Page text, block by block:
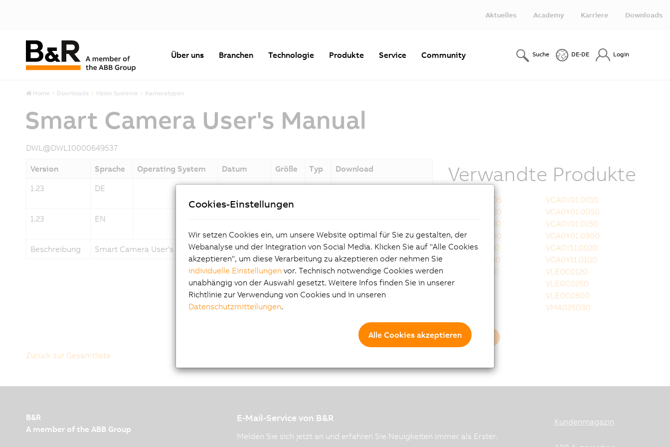
Aktuelles Academy Karriere Downloads
Über uns Branchen Technologie Produkte Service Community Suche DE-DE Login
Home Downloads Vision Systeme Kameratypen
Smart Camera User's Manual
DWL@DWL10000649537
Version Sprache Operating System Datum Größe Typ
Download
1.23
DE
1.23
EN
G.pdf
Beschreibung
Smart Camera User's Manual
Verwandte Produkte
VCA0Y01.0005
VCA0Y01.0010
VCA0Y01.0020
VCA0Y01.0050
VCA0Y01.0100
VCA0Y01.0150
VCA0Y01.0200
VCA0Y01.0300
VCA0Y11.0010
VCA0Y11.0020
VCA0Y11.0050
VCA0Y11.0100
VCA0Y11.0150
VLE0C0120
VLE0C0160
VLE0C0250
VLE0C0500
VMA025D30
Mehr laden
Zurück zur Gesamtliste
B&R
A member of the ABB Group
E-Mail-Service von B&R
Melden Sie sich jetzt an und erfahren Sie Neuigkeiten immer als Erster.
Kundenmagazin
Cookies-Einstellungen
Wir setzen Cookies ein, um unsere Website optimal für Sie zu gestalten, der
Webanalyse und der Integration von Social Media. Klicken Sie auf "Alle Cookies
akzeptieren", um diese Verarbeitung zu akzeptieren oder nehmen Sie
individuelle Einstellungen vor. Technisch notwendige Cookies werden
unabhängig von der Auswahl gesetzt. Weitere Infos finden Sie in unserer
Richtlinie zur Verwendung von Cookies und in unseren
Datenschutzmitteilungen.
Alle Cookies akzeptieren